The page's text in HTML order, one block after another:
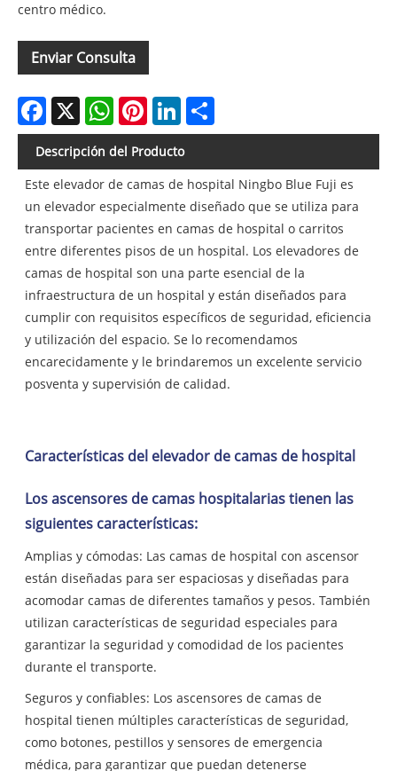
centro médico.
Enviar Consulta
Facebook
X WhatsAppPinterestLinkedIn
Descripción del Producto
Este elevador de camas de hospital Ningbo Blue Fuji es
un elevador especialmente diseñado que se utiliza para
transportar pacientes en camas de hospital o carritos
entre diferentes pisos de un hospital. Los elevadores de
camas de hospital son una parte esencial de la
infraestructura de un hospital y están diseñados para
cumplir con requisitos específicos de seguridad, eficiencia
y utilización del espacio. Se lo recomendamos
encarecidamente y le brindaremos un excelente servicio
posventa y supervisión de calidad.
Características del elevador de camas de hospital
Los ascensores de camas hospitalarias tienen las
siguientes características:
Amplias y cómodas: Las camas de hospital con ascensor
están diseñadas para ser espaciosas y diseñadas para
acomodar camas de diferentes tamaños y pesos. También
utilizan características de seguridad especiales para
garantizar la seguridad y comodidad de los pacientes
durante el transporte.
Seguros y confiables: Los ascensores de camas de
hospital tienen múltiples características de seguridad,
como botones, pestillos y sensores de emergencia
médica, para garantizar que puedan detenerse